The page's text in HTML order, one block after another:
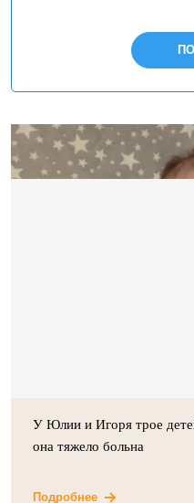
У Юлии и Игоря трое
она тяжело больна
Подробнее